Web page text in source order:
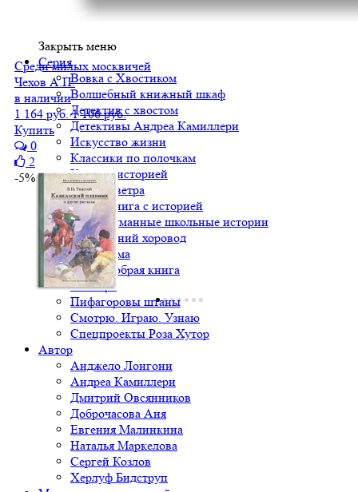
Закрыть меню
Серия
Вовка с Хвостиком
Волшебный книжный шкаф
Детектив с хвостом
Детективы Андреа Камиллери
Искусство жизни
Классики по полочкам
Книга с историей
Крылья ветра
Малая книга с историей
Непридуманные школьные истории
Новогодний хоровод
Один дома
Очень добрая книга
Палитра
Пифагоровы штаны
Смотрю. Играю. Узнаю
Спецпроекты Роза Хутор
Автор
Анджело Лонгони
Андреа Камиллери
Дмитрий Овсянников
Доброчасова Аня
Евгения Малинкина
Наталья Маркелова
Сергей Козлов
Херлуф Бидструп
Среди милых москвичей
Чехов А.П.
в наличии
1 164 руб. 1 106 руб.
Купить
0
2
-5%